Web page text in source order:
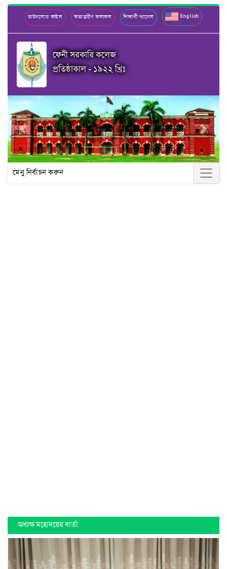
ডাউনলোড ফাইল অভ্যন্তরীণ ফলাফল শিক্ষার্থী প্যানেল English
ফেনী সরকারি কলেজ
প্রতিষ্ঠাকাল - ১৯২২ খ্রিঃ
Previous Next
মেনু নির্বাচন করুন
অধ্যক্ষ মহোদয়ের বার্তা